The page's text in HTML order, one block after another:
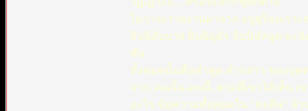
ไม่ว่าจะรายงานมาจาก อบูฮุร็อยเรา
อิบนิอับบาส อิบนิอุมัร อิบนิมัสอูด อะ
พัน
ทั้งหมดนั้นคือคำพูด คำกล่าว ของบุคค
จาก..คนนั้น-คนนี้..ตามที่เขาได้เห็น
อะไร ข้อความทั้งหมดใน "หะดีษ" ล้ว